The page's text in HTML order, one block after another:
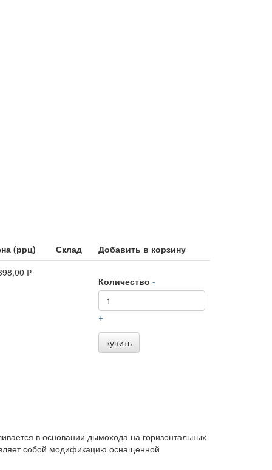
(ррц) Склад
Добавить в корзину
₽
Количество -
+
купить
в основании дымохода на горизонтальных
собой модификацию оснащенной